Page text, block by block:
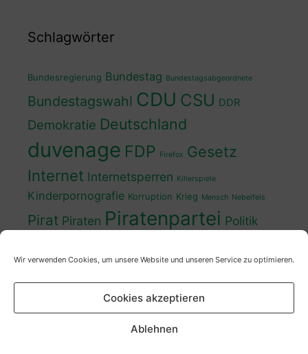
Wir verwenden Cookies, um unsere Website und unseren Service zu optimieren.
Cookies akzeptieren
Ablehnen
Schlagwörter
Bundesregierung Bundestag Bundestagsabgeordnete
Bundestagswahl CDU CSU DDR
Demokratie Deutschland
duvenage FDP Firefox Gesetz
Internet Internetsperren Killerspiele
Kinderpornografie Korruption Krieg Mensch Nebelfels
Pirat Piraten Piratenpartei Politik
Wahlkampf Wahlprogramm Wähler
Zensur Zensursula Überwachung